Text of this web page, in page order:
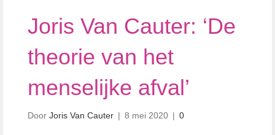
Joris Van Cauter: ‘De
theorie van het
menselijke afval’
Door Joris Van Cauter | 8 mei 2020 | 0